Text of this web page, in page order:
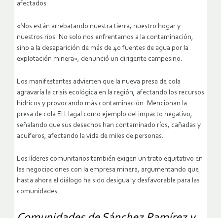
afectados.
«Nos están arrebatando nuestra tierra, nuestro hogar y
nuestros ríos. No solo nos enfrentamos a la contaminación,
sino a la desaparición de más de 40 fuentes de agua por la
explotación minera», denunció un dirigente campesino.
Los manifestantes advierten que la nueva presa de cola
agravaría la crisis ecológica en la región, afectando los recursos
hídricos y provocando más contaminación. Mencionan la
presa de cola El Llagal como ejemplo del impacto negativo,
señalando que sus desechos han contaminado ríos, cañadas y
acuíferos, afectando la vida de miles de personas.
Los líderes comunitarios también exigen un trato equitativo en
las negociaciones con la empresa minera, argumentando que
hasta ahora el diálogo ha sido desigual y desfavorable para las
comunidades.